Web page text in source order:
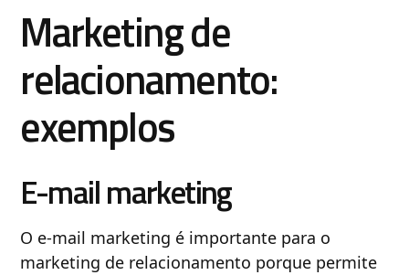
Marketing de
relacionamento:
exemplos
E-mail marketing
O e-mail marketing é importante para o
marketing de relacionamento porque permite